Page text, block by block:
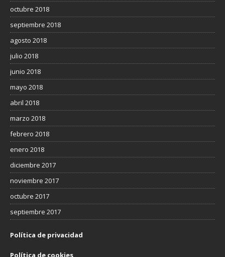
octubre 2018
septiembre 2018
agosto 2018
julio 2018
junio 2018
mayo 2018
abril 2018
marzo 2018
febrero 2018
enero 2018
diciembre 2017
noviembre 2017
octubre 2017
septiembre 2017
Política de privacidad
Política de cookies